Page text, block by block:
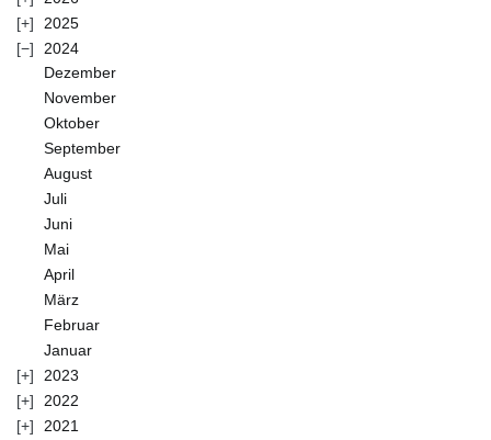
2025
2024
Dezember
November
Oktober
September
August
Juli
Juni
Mai
April
März
Februar
Januar
2023
2022
2021